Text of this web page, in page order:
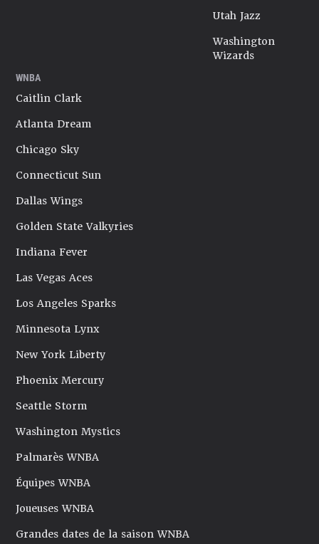
Utah Jazz
Washington
Wizards
WNBA
Caitlin Clark
Atlanta Dream
Chicago Sky
Connecticut Sun
Dallas Wings
Golden State Valkyries
Indiana Fever
Las Vegas Aces
Los Angeles Sparks
Minnesota Lynx
New York Liberty
Phoenix Mercury
Seattle Storm
Washington Mystics
Palmarès WNBA
Équipes WNBA
Joueuses WNBA
Grandes dates de la saison WNBA